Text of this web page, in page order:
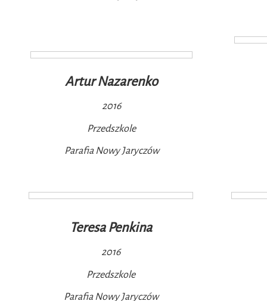
Artur Nazarenko
2016
Przedszkole
Parafia Nowy Jaryczów
Teresa Penkina
2016
Przedszkole
Parafia Nowy Jaryczów